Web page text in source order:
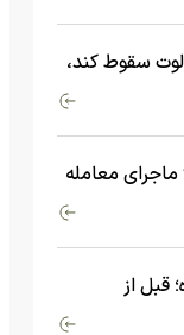
لوت سقوط کند،
معامله
از